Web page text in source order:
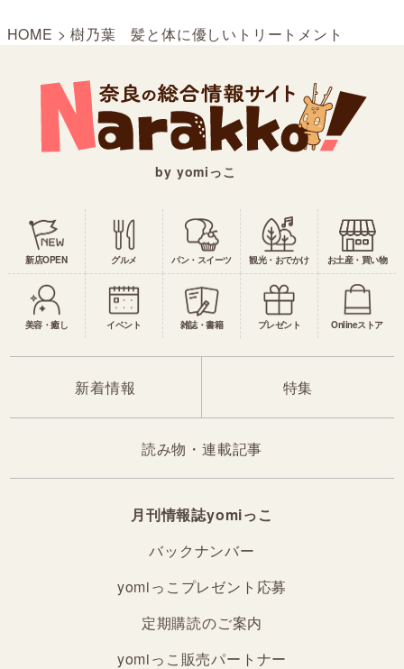
HOME >樹乃葉 髪と体に優しいトリートメント
by yomiっこ
新店OPEN グルメ パン・スイーツ 観光・おでかけ お土産・買い物
美容・癒し イベント 雑誌・書籍 プレゼント Onlineストア
新着情報 特集
読み物・連載記事
月刊情報誌yomiっこ
バックナンバー
yomiっこプレゼント応募
定期購読のご案内
yomiっこ販売パートナー